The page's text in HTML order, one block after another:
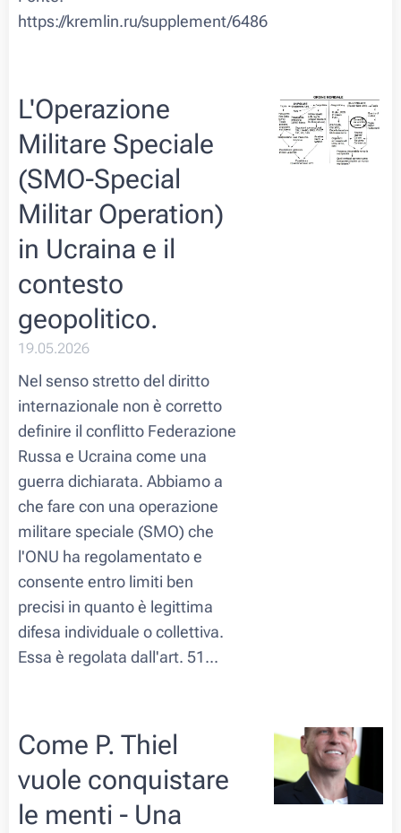
https://kremlin.ru/supplement/6486
L'Operazione
Militare Speciale
(SMO-Special
Militar Operation)
in Ucraina e il
contesto
geopolitico.
19.05.2026
Nel senso stretto del diritto
internazionale non è corretto
definire il conflitto Federazione
Russa e Ucraina come una
guerra dichiarata. Abbiamo a
che fare con una operazione
militare speciale (SMO) che
l'ONU ha regolamentato e
consente entro limiti ben
precisi in quanto è legittima
difesa individuale o collettiva.
Essa è regolata dall'art. 51...
Come P. Thiel
vuole conquistare
le menti - Una